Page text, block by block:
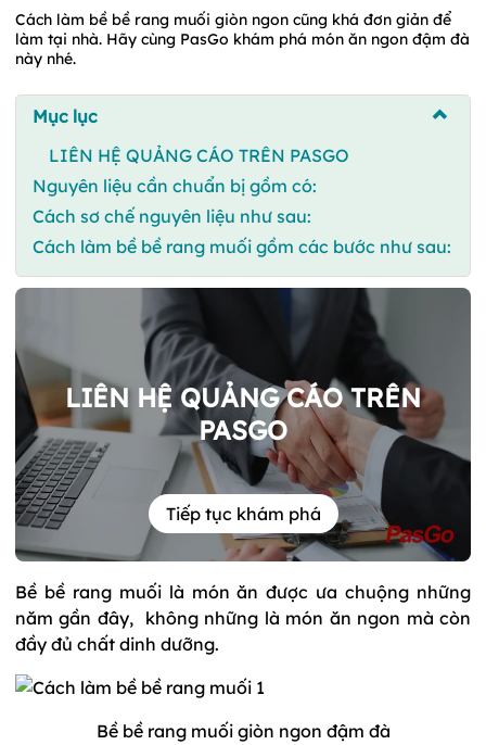
Cách làm bề bề rang muối giòn ngon cũng khá đơn giản để
làm tại nhà. Hãy cùng PasGo khám phá món ăn ngon đậm đà
này nhé.
Mục lục
LIÊN HỆ QUẢNG CÁO TRÊN PASGO
Nguyên liệu cần chuẩn bị gồm có:
Cách sơ chế nguyên liệu như sau:
Cách làm bề bề rang muối gồm các bước như sau:
LIÊN HỆ QUẢNG CÁO TRÊN
PASGO
Tiếp tục khám phá
Bề bề rang muối là món ăn được ưa chuộng những
năm gần đây, không những là món ăn ngon mà còn
đầy đủ chất dinh dưỡng.
Bề bề rang muối giòn ngon đậm đà